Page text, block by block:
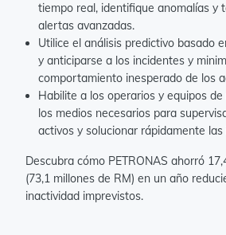
tiempo real, identifique anomalías y
alertas avanzadas.
Utilice el análisis predictivo basado
y anticiparse a los incidentes y
comportamiento inesperado de los
Habilite a los operarios y equipos
los medios necesarios para
activos y solucionar rápidamente las
Descubra cómo PETRONAS ahorró
(73,1 millones de RM) en un año
inactividad imprevistos.